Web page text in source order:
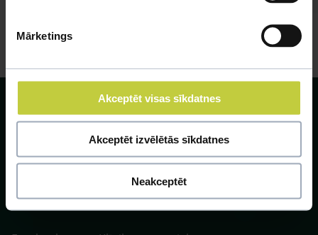
Mārketings
Akceptēt visas sīkdatnes
Akceptēt izvēlētās sīkdatnes
Neakceptēt
SIA ZOO Centrs, LV40003622166,
Vienības gatve 109, Rīga, Latvija, LV-1058.
P. 10:00-20:00 / S.SV. 10:00-16:00